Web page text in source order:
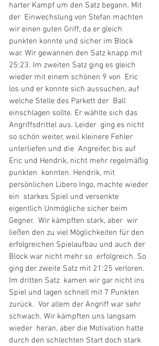
harter Kampf um den Satz begann. Mit
der  Einwechslung von Stefan machten
wir einen guten Griff, da er gleich
punkten konnte und sicher im Block
war. Wir gewannen den Satz knapp mit
25:23. Im zweiten Satz ging es gleich
wieder mit einem schönen 9 von  Eric
los und er konnte sich aussuchen, auf
welche Stelle des Parkett der  Ball
einschlagen sollte. Er wählte sich das
Angriffsdrittel aus. Leider  ging es nicht
so schön weiter, weil kleinere Fehler
unterliefen und die  Angreifer, bis auf
Eric und Hendrik, nicht mehr regelmäßig
punkten  konnten. Hendrik, mit
persönlichen Libero Ingo, machte wieder
ein  starkes Spiel und versenkte
eigentlich Unmögliche sicher beim
Gegner.  Wir kämpften stark, aber  wir
ließen den zu viel Möglichkeiten für den
erfolgreichen Spielaufbau und auch der
Block war nicht mehr so  erfolgreich. So
ging der zweite Satz mit 21:25 verloren.
Im dritten Satz  kamen wir gar nicht ins
Spiel und lagen schnell mit 7 Punkten
zurück.  Vor allem der Angriff war sehr
schwach. Wir kämpften uns langsam
wieder  heran, aber die Motivation hatte
durch den schlechten Start doch stark